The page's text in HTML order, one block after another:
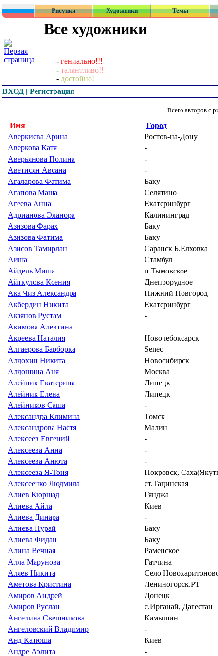
Рисунки Художники Темы
Все художники
- гениально!!!
- талантливо!!
- достойно!
ВХОД | Регистрация
Всего авторов с
Имя
Город
Аверкиева Арина
Ростов-на-Дону
Аверкова Катя
-
Аверьянова Полина
-
Аветисян Авсана
-
Агаларова Фатима
Баку
Агапова Маша
Селятино
Агеева Анна
Екатеринбург
Адрианова Эланора
Калининград
Азизова Фарах
Баку
Азизова Фатима
Баку
Азисов Тамирлан
Саранск Б.Елховка
Аиша
Стамбул
Айдель Миша
п.Тымовское
Айткулова Ксения
Днепрорудное
Ака Чиз Александра
Нижний Новгород
Акбердин Никита
Екатеринбург
Акзянов Рустам
-
Акимова Алевтина
-
Акреева Наталия
Новочебоксарск
Алгаерова Барборка
Senec
Алдохин Никита
Новосибирск
Алдошина Аня
Москва
Алейник Екатерина
Липецк
Алейник Елена
Липецк
Алейников Саша
-
Александра Климина
Томск
Александрова Настя
Малин
Алексеев Евгений
-
Алексеева Анна
-
Алексеева Анюта
-
Алексеева Я-Тоня
Покровск,
Алексеенко Людмила
ст.Тацинская
Алиев Кюршад
Гянджа
Алиева Айла
Киев
Алиева Динара
-
Алиева Нурай
Баку
Алиева Фидан
Баку
Алина Вечная
Раменское
Алла Марунова
Гатчина
Аляев Никита
Село
Аметова Кристина
Лениногорск.РТ
Амиров Андрей
Донецк
Амиров Руслан
с.Ирганай, Дагестан
Ангелина Свешникова
Камышин
Ангеловский Владимир
-
Анд Катюша
Киев
Андре Аэлита
-